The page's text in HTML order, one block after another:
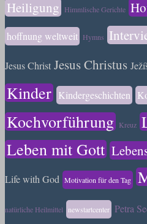
Heiligung Himmlische Gerichte
hoffnung weltweit Hymns
Jesus Christ Jesus Christus
Kinder Kindergeschichten
Kochvorführung Kreuz
Leben mit Gott
Life with God Motivation für den Tag
natürliche Heilmittel newstartcenter Petra